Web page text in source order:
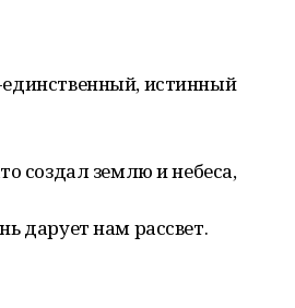
истинный
создал землю и небеса,
дарует нам рассвет.